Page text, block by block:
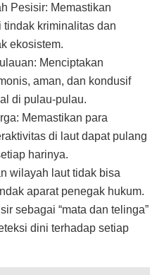
Pesisir: Memastikan
kriminalitas dan
ekosistem.
Menciptakan
aman, dan kondusif
di pulau-pulau.
Memastikan para
di laut dapat pulang
harinya.
wilayah laut tidak bisa
aparat penegak hukum.
sebagai “mata dan telinga”
dini terhadap setiap